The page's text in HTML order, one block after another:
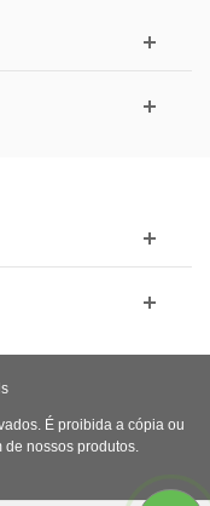
É proibida a cópia ou
nossos produtos.